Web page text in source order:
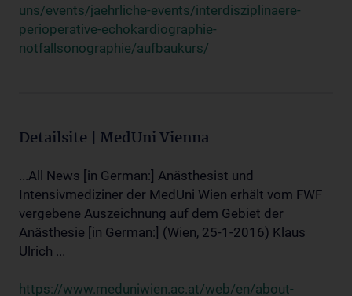
uns/events/jaehrliche-events/interdisziplinaere-
perioperative-echokardiographie-
notfallsonographie/aufbaukurs/
Detailsite | MedUni Vienna
...All News [in German:] Anästhesist und
Intensivmediziner der MedUni Wien erhält vom FWF
vergebene Auszeichnung auf dem Gebiet der
Anästhesie [in German:] (Wien, 25-1-2016) Klaus
Ulrich ...
https://www.meduniwien.ac.at/web/en/about-